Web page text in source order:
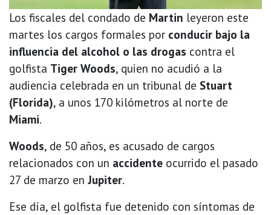
Los fiscales del condado de Martin leyeron este
martes los cargos formales por conducir bajo la
influencia del alcohol o las drogas contra el
golfista Tiger Woods, quien no acudió a la
audiencia celebrada en un tribunal de Stuart
(Florida), a unos 170 kilómetros al norte de
Miami.
Woods, de 50 años, es acusado de cargos
relacionados con un accidente ocurrido el pasado
27 de marzo en Jupiter.
Ese día, el golfista fue detenido con síntomas de